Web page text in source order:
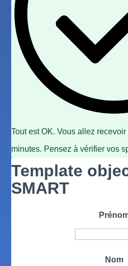
Tout est OK. Vous allez
minutes. Pensez à vérifier vos
Template
SMART
Nom